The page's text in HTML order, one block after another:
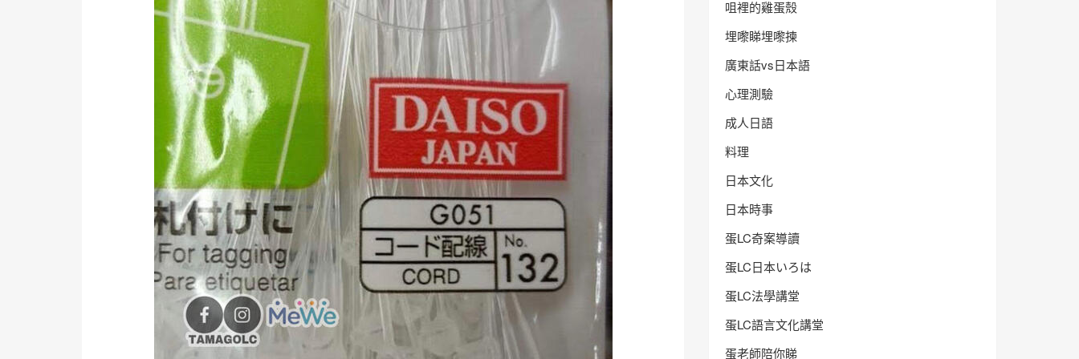
咀裡的雞蛋殼
埋嚟睇埋嚟揀
廣東話vs日本語
心理測驗
成人日語
料理
日本文化
日本時事
蛋LC奇案導讀
蛋LC日本いろは
蛋LC法學講堂
蛋LC語言文化講堂
蛋老師陪你睇